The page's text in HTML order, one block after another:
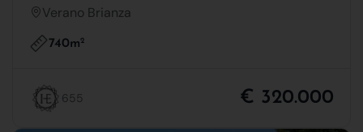
Verano Brianza
740m2
655 € 320.000